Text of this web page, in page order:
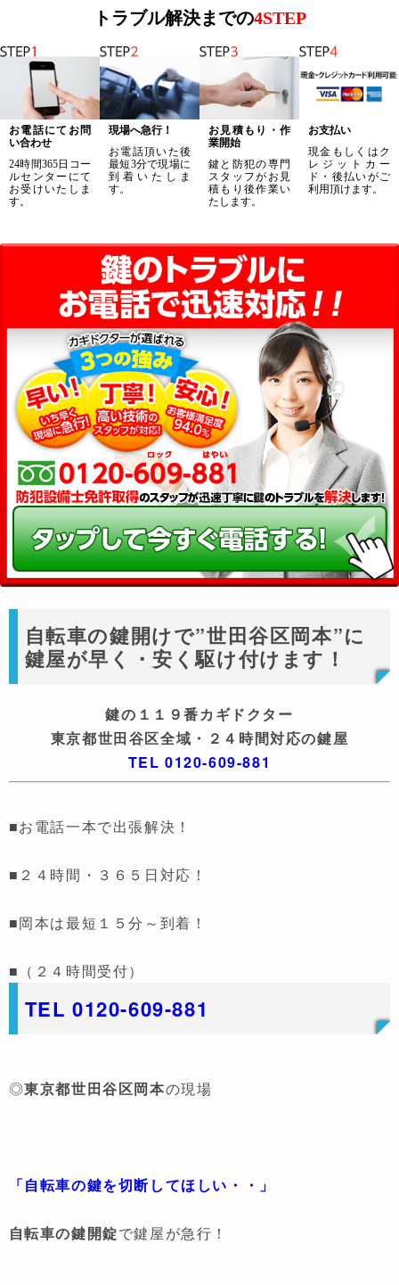
トラブル解決までの4STEP
お電話にてお問
い合わせ
24時間365日コー
ルセンターにて
お受けいたしま
す。
現場へ急行！
お電話頂いた後
最短3分で現場に
到着いたしま
す。
お見積もり・作
業開始
鍵と防犯の専門
スタッフがお見
積もり後作業い
たします。
お支払い
現金もしくはク
レジットカー
ド・後払いがご
利用頂けます。
自転車の鍵開けで”世田谷区岡本”に
鍵屋が早く・安く駆け付けます！
鍵の１１９番カギドクター
東京都世田谷区全域・２４時間対応の鍵屋
TEL 0120-609-881
■お電話一本で出張解決！
■２４時間・３６５日対応！
■岡本は最短１５分～到着！
■（２４時間受付）
TEL 0120-609-881
◎東京都世田谷区岡本の現場
「自転車の鍵を切断してほしい・・」
自転車の鍵開錠で鍵屋が急行！